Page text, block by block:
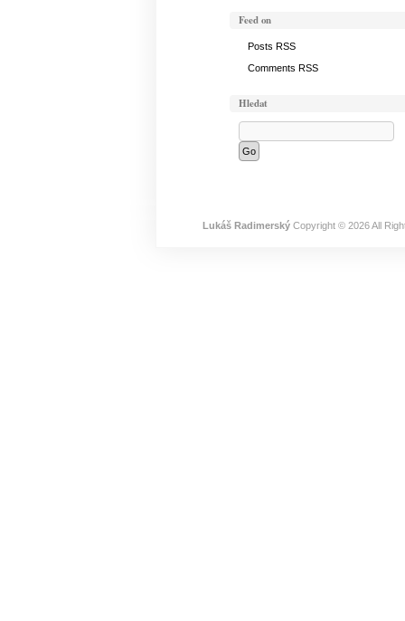
Feed on
Posts RSS
Comments RSS
Hledat
Lukáš RadimerskýCopyright © 2026 All